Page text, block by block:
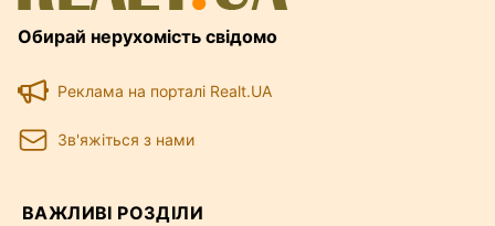
Обирай нерухомість свідомо
Реклама на порталі Realt.UA
Зв'яжіться з нами
ВАЖЛИВІ РОЗДІЛИ